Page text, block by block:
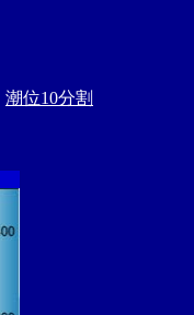
潮位10分割